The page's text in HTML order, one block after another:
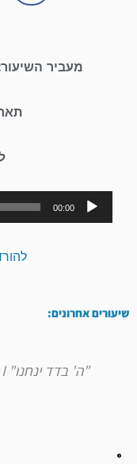
מעביר
00:00
שיעורים אחרונים:
"ה' בדד ינחנו" I לבניינה של תורה – פרשת חוקת